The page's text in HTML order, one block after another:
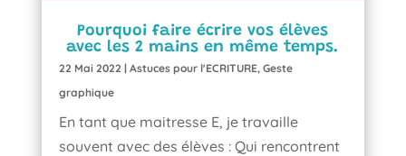
Pourquoi faire écrire vos élèves
avec les 2 mains en même temps.
22 Mai 2022 | Astuces pour l'ECRITURE, Geste
graphique
En tant que maitresse E, je travaille
souvent avec des élèves : Qui rencontrent